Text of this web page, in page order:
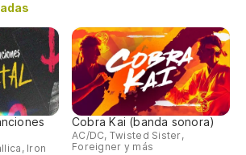
Iron
Cobra Kai (banda sonora)
AC/DC, Twisted Sister,
Foreigner y más